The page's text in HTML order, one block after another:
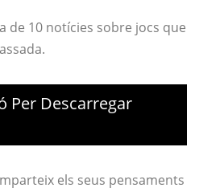
de 10 notícies sobre jocs que
Per Descarregar
els seus pensaments